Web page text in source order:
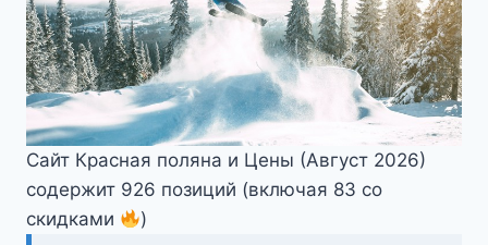
Сайт Красная поляна и Цены (Август 2026)
содержит 926 позиций (включая 83 со
скидками
)